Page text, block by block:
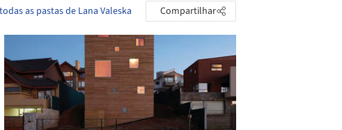
as pastas de Lana Valeska Compartilhar